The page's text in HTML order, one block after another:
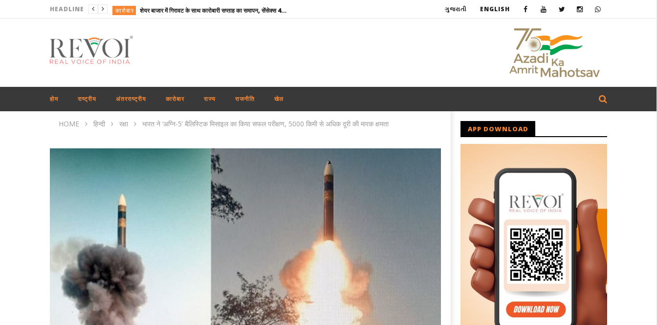
HEADLINE कारोबार शेयर बाजार में गिरावट के साथ कारोबारी सप्ताह का समापन, सेंसेक्स 456 अंक टूटा, निफ्टी 65 अंक कमजोर
अंतरराष्ट्रीय
राष्ट्रीय
दिल्ली दिल्ली-एनसीआर में झमाझम बारिश से मौसम हुआ सुहाना, IMD ने जारी किया येलो अलर्ट; जानें अगले 5 दिनों का हाल
राष्ट्रीय ऊना दलित अत्याचार केस : आरोपियों के बरी होने पर मायावती का हमला, गुजरात सरकार से हाईकोर्ट में सख्त पैरवी की मांग
उत्तरप्रदेश Aban Ahmed : प्रयागराज पहुंचा अबान का शव, अतीक-अशरफ और असद की कब्र के पास होगा सुपुर्द-ए-खाक
ગુજરાતી ENGLISH
होम राष्ट्रीय अंतरराष्ट्रीय कारोबार राज्य राजनीति खेल
HOME हिन्दी रक्षा भारत ने ‘अग्नि-5’ बैलिस्टिक मिसाइल का किया सफल परीक्षण, 5000 किमी से अधिक दूरी की मारक क्षमता
APP DOWNLOAD